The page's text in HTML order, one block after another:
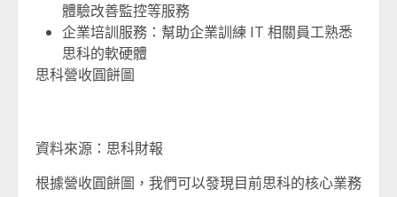
體驗改善監控等服務
企業培訓服務：幫助企業訓練 IT 相關員工熟悉
思科的軟硬體
思科營收圓餅圖
資料來源：思科財報
根據營收圓餅圖，我們可以發現目前思科的核心業務